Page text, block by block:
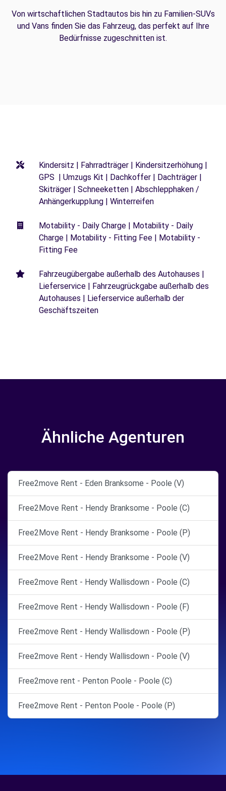
Von wirtschaftlichen Stadtautos bis hin zu Familien-SUVs
und Vans finden Sie das Fahrzeug, das perfekt auf Ihre
Bedürfnisse zugeschnitten ist.
Kindersitz | Fahrradträger | Kindersitzerhöhung |
GPS | Umzugs Kit | Dachkoffer | Dachträger |
Skiträger | Schneeketten | Abschlepphaken /
Anhängerkupplung | Winterreifen
Motability - Daily Charge | Motability - Daily
Charge | Motability - Fitting Fee | Motability -
Fitting Fee
Fahrzeugübergabe außerhalb des Autohauses |
Lieferservice | Fahrzeugrückgabe außerhalb des
Autohauses | Lieferservice außerhalb der
Geschäftszeiten
Ähnliche Agenturen
Free2move Rent - Eden Branksome - Poole (V)
Free2Move Rent - Hendy Branksome - Poole (C)
Free2Move Rent - Hendy Branksome - Poole (P)
Free2Move Rent - Hendy Branksome - Poole (V)
Free2move Rent - Hendy Wallisdown - Poole (C)
Free2move Rent - Hendy Wallisdown - Poole (F)
Free2move Rent - Hendy Wallisdown - Poole (P)
Free2move Rent - Hendy Wallisdown - Poole (V)
Free2move rent - Penton Poole - Poole (C)
Free2move Rent - Penton Poole - Poole (P)